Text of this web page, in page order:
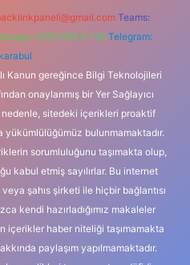
Teams:
0262 606 0 726 Telegram:
Kanun gereğince Bilgi Teknolojileri
onaylanmış bir Yer Sağlayıcı
sitedeki içerikleri proaktif
yükümlülüğümüz bulunmamaktadır.
sorumluluğunu taşımakta olup,
kabul etmiş sayılırlar. Bu internet
şahıs şirketi ile hiçbir bağlantısı
kendi hazırladığımız makaleler
içerikler haber niteliği taşımamakta
paylaşım yapılmamaktadır.